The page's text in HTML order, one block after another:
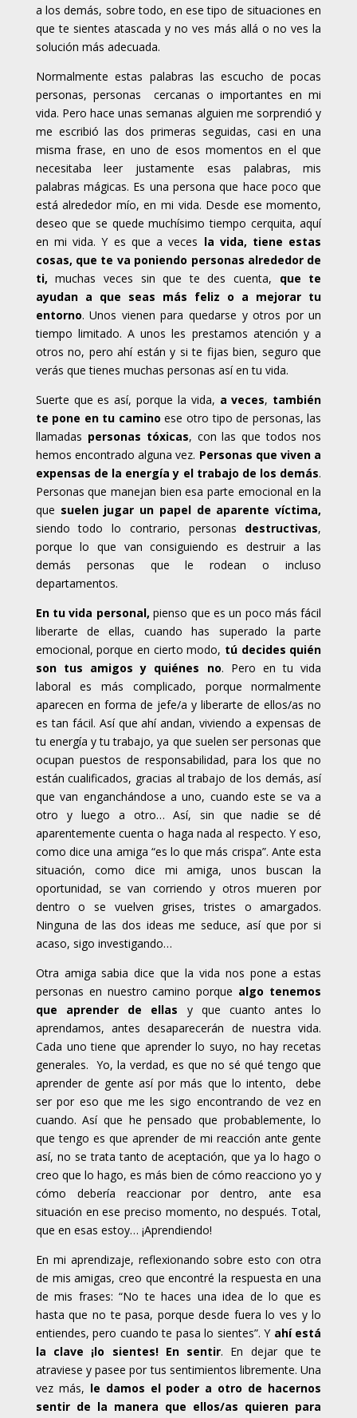
a los demás, sobre todo, en ese tipo de situaciones en
que te sientes atascada y no ves más allá o no ves la
solución más adecuada.
Normalmente estas palabras las escucho de pocas
personas, personas cercanas o importantes en mi
vida. Pero hace unas semanas alguien me sorprendió y
me escribió las dos primeras seguidas, casi en una
misma frase, en uno de esos momentos en el que
necesitaba leer justamente esas palabras, mis
palabras mágicas. Es una persona que hace poco que
está alrededor mío, en mi vida. Desde ese momento,
deseo que se quede muchísimo tiempo cerquita, aquí
en mi vida. Y es que a veces la vida, tiene estas
cosas, que te va poniendo personas alrededor de
ti, muchas veces sin que te des cuenta, que te
ayudan a que seas más feliz o a mejorar tu
entorno. Unos vienen para quedarse y otros por un
tiempo limitado. A unos les prestamos atención y a
otros no, pero ahí están y si te fijas bien, seguro que
verás que tienes muchas personas así en tu vida.
Suerte que es así, porque la vida, a veces, también
te pone en tu camino ese otro tipo de personas, las
llamadas personas tóxicas, con las que todos nos
hemos encontrado alguna vez. Personas que viven a
expensas de la energía y el trabajo de los demás.
Personas que manejan bien esa parte emocional en la
que suelen jugar un papel de aparente víctima,
siendo todo lo contrario, personas destructivas,
porque lo que van consiguiendo es destruir a las
demás personas que le rodean o incluso
departamentos.
En tu vida personal, pienso que es un poco más fácil
liberarte de ellas, cuando has superado la parte
emocional, porque en cierto modo, tú decides quién
son tus amigos y quiénes no. Pero en tu vida
laboral es más complicado, porque normalmente
aparecen en forma de jefe/a y liberarte de ellos/as no
es tan fácil. Así que ahí andan, viviendo a expensas de
tu energía y tu trabajo, ya que suelen ser personas que
ocupan puestos de responsabilidad, para los que no
están cualificados, gracias al trabajo de los demás, así
que van enganchándose a uno, cuando este se va a
otro y luego a otro… Así, sin que nadie se dé
aparentemente cuenta o haga nada al respecto. Y eso,
como dice una amiga “es lo que más crispa”. Ante esta
situación, como dice mi amiga, unos buscan la
oportunidad, se van corriendo y otros mueren por
dentro o se vuelven grises, tristes o amargados.
Ninguna de las dos ideas me seduce, así que por si
acaso, sigo investigando…
Otra amiga sabia dice que la vida nos pone a estas
personas en nuestro camino porque algo tenemos
que aprender de ellas y que cuanto antes lo
aprendamos, antes desaparecerán de nuestra vida.
Cada uno tiene que aprender lo suyo, no hay recetas
generales. Yo, la verdad, es que no sé qué tengo que
aprender de gente así por más que lo intento, debe
ser por eso que me les sigo encontrando de vez en
cuando. Así que he pensado que probablemente, lo
que tengo es que aprender de mi reacción ante gente
así, no se trata tanto de aceptación, que ya lo hago o
creo que lo hago, es más bien de cómo reacciono yo y
cómo debería reaccionar por dentro, ante esa
situación en ese preciso momento, no después. Total,
que en esas estoy… ¡Aprendiendo!
En mi aprendizaje, reflexionando sobre esto con otra
de mis amigas, creo que encontré la respuesta en una
de mis frases: “No te haces una idea de lo que es
hasta que no te pasa, porque desde fuera lo ves y lo
entiendes, pero cuando te pasa lo sientes”. Y ahí está
la clave ¡lo sientes! En sentir. En dejar que te
atraviese y pasee por tus sentimientos libremente. Una
vez más, le damos el poder a otro de hacernos
sentir de la manera que ellos/as quieren para